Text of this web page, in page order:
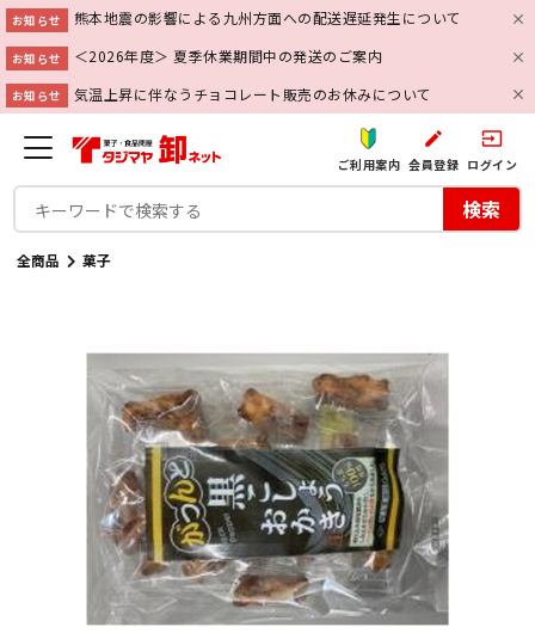
お知らせ 熊本地震の影響による九州方面への配送遅延発生について
お知らせ ＜2026年度＞ 夏季休業期間中の発送のご案内
お知らせ 気温上昇に伴なうチョコレート販売のお休みについて
ご利用案内
create
会員登録
input
ログイン
検索
全商品 菓子